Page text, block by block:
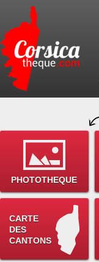
PHOTOTHEQUE
CARTE
DES
CANTONS